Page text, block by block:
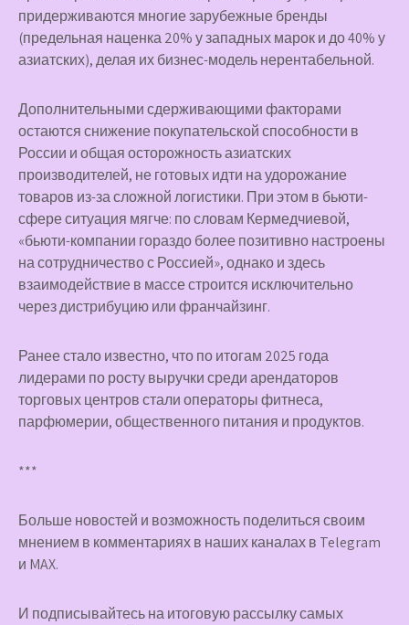
придерживаются многие зарубежные бренды
(предельная наценка 20% у западных марок и до 40% у
азиатских), делая их бизнес-модель нерентабельной.
Дополнительными сдерживающими факторами
остаются снижение покупательской способности в
России и общая осторожность азиатских
производителей, не готовых идти на удорожание
товаров из-за сложной логистики. При этом в бьюти-
сфере ситуация мягче: по словам Кермедчиевой,
«бьюти-компании гораздо более позитивно настроены
на сотрудничество с Россией», однако и здесь
взаимодействие в массе строится исключительно
через дистрибуцию или франчайзинг.
Ранее стало известно, что по итогам 2025 года
лидерами по росту выручки среди арендаторов
торговых центров стали операторы фитнеса,
парфюмерии, общественного питания и продуктов.
***
Больше новостей и возможность поделиться своим
мнением в комментариях в наших каналах в Telegram
и MAX.
И подписывайтесьна итоговую рассылку самых